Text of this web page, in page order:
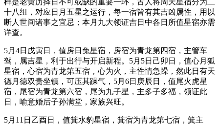
十八组，对应日月五星之运行，每一宿皆有其吉凶属性，用以
断人世间诸事之宜忌；本月九大领证吉日中各日所值星宿亦需
详查。
5月4日戊寅日，值房日兔星宿，房宿为青龙第四宿，主管车
驾，属吉星，利于出行与开启新程。5月5日己卯日，值心月狐
星宿，心宿为青龙第五宿，心为火，主性情急躁，然此日有天
德月德双贵坐镇，可压其躁气，5月6日庚辰日，值尾火虎星
宿，尾宿为青龙第六宿，尾为九子星，主多子多福，领证此
日，喻意婚后子孙满堂，家族兴旺。
5月11日乙酉日，值箕水豹星宿，箕宿为青龙第七宿，箕主